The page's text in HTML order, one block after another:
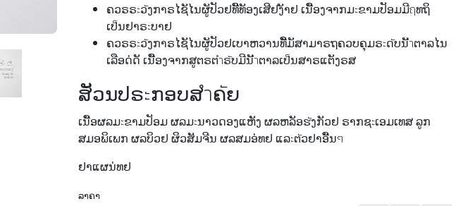
ຄວຣຣะວัງກາຣໄຊັໄນຜູັປັວຢທີັທັອງເສີຢງັາຢ ເນືັອງຈາກມะຂາມປັອມມີฤທຖິ
ເປ็ນຢາຣะບາຢ
ຄວຣຣะວัງກາຣໄຊັໄນຜູັປັວຢເບາຫວານທີັ່ມັສາມາຣຖຄວບຄຸມຣะດัບນັำຕາລໄນ
ເລືອດ່ດັ ເນືັອງຈາກສູຕຣຕำຣัບມີນັำຕາລເປ็ນສາຣແຕັງຣສ
ສັວນປຣะກອບສำຄัຍ
ເນືັອຜລມะຂາມປັອມ ຜລມะນາວດອງແຫັງ ຜລຫລັອຮัງກັວຢ ຣາກຊะເອມເທສ ລູກ
ສມອພິເພກ ຜລບິວຢ ຜິວສັມຈີນ ຜລສມອ່ທຢ ແລะຕัວຢາອືັນๆ
ຢາແຜນ່ທຢ
ລາຄາ